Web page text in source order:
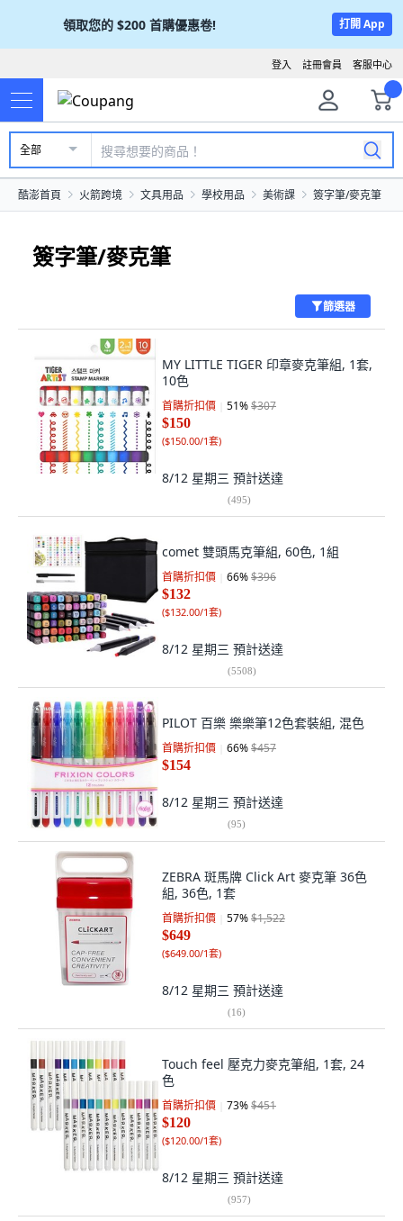
領取您的 $200 首購優惠卷! 打開 App
客服中心
註冊會員
登入
全部
酷澎首頁 火箭跨境 文具用品 學校用品 美術課 簽字筆/麥克筆
簽字筆/麥克筆
篩選器
MY LITTLE TIGER 印章麥克筆組, 1套,
10色
首購折扣價 51%$307
$150
($150.00/1套)
8/12 星期三 預計送達
(495)
comet 雙頭馬克筆組, 60色, 1組
首購折扣價 66%$396
$132
($132.00/1套)
8/12 星期三 預計送達
(5508)
PILOT 百樂 樂樂筆12色套裝組, 混色
首購折扣價 66%$457
$154
8/12 星期三 預計送達
(95)
ZEBRA 斑馬牌 Click Art 麥克筆 36色
組, 36色, 1套
首購折扣價 57%$1,522
$649
($649.00/1套)
8/12 星期三 預計送達
(16)
Touch feel 壓克力麥克筆組, 1套, 24
色
首購折扣價 73%$451
$120
($120.00/1套)
8/12 星期三 預計送達
(957)